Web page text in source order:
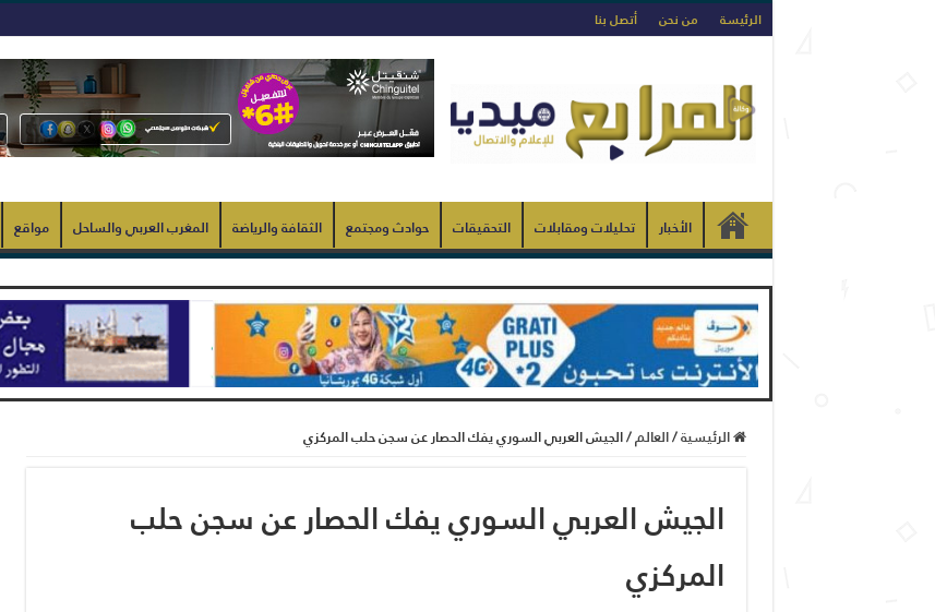
الرئيسة من نحن أتصل بنا
الأخبار تحليلات ومقابلات التحقيقات حوادث ومجتمع الثقافة والرياضة المغرب العربي والساحل مواقع
الرئيسية/العالم/الجيش العربي السوري يفك الحصار عن سجن حلب المركزي
الجيش العربي السوري يفك الحصار عن سجن حلب
المركزي